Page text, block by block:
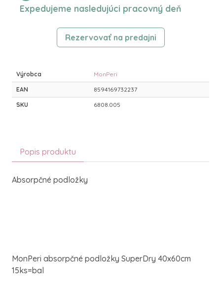
Expedujeme nasledujúci pracovný deň
Rezervovať na predajni
Výrobca MonPeri
EAN 8594169732237
SKU 6808.005
Popis produktu
Absorpčné podložky
MonPeri absorpčné podložky SuperDry 40x60cm
15ks=bal